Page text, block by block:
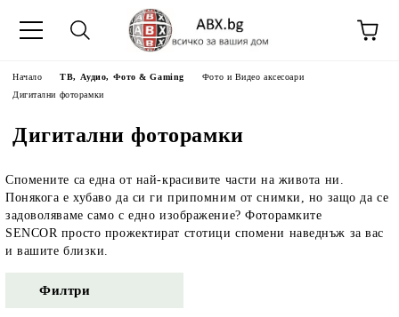
Начало ТВ, Аудио, Фото & Gaming
Фото и Видео аксесоари
Дигитални фоторамки
Дигитални фоторамки
Спомените са една от най-красивите части на живота ни.
Понякога е хубаво да си ги припомним от снимки, но защо да се
задоволяваме само с едно изображение? Фоторамките
SENCOR просто прожектират стотици спомени наведнъж за вас
и вашите близки.
Филтри